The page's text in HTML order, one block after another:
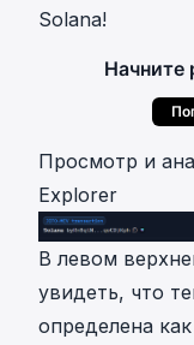
Solana!
Начните
Просмотр и
Explorer
В левом
увидеть, что
определена